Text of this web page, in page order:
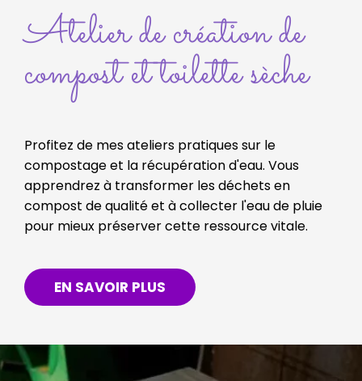
Atelier de création de
compost et toilette sèche
Profitez de mes ateliers pratiques sur le
compostage et la récupération d'eau. Vous
apprendrez à transformer les déchets en
compost de qualité et à collecter l'eau de pluie
pour mieux préserver cette ressource vitale.
EN SAVOIR PLUS